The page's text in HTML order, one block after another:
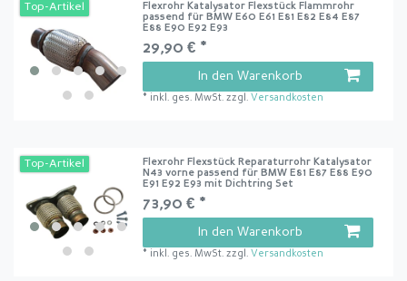
Top-Artikel
Flexrohr Katalysator Flexstück Flammrohr
passend für BMW E60 E61 E81 E82 E84 E87
E88 E90 E92 E93
29,90 € *
In den Warenkorb
* inkl. ges. MwSt. zzgl. Versandkosten
Top-Artikel
Flexrohr Flexstück Reparaturrohr Katalysator
N43 vorne passend für BMW E81 E87 E88 E90
E91 E92 E93 mit Dichtring Set
73,90 € *
In den Warenkorb
* inkl. ges. MwSt. zzgl. Versandkosten